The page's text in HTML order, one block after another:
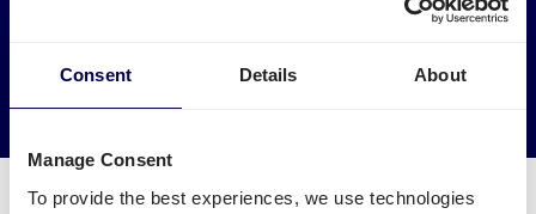
Consent Details About
Manage Consent
To provide the best experiences, we use technologies
→ Noch heute versenden
Leere Kilometer reduzieren